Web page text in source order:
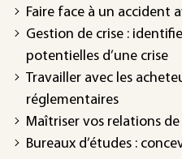
Faire face à un accident
Gestion de crise :
potentielles d’une crise
Travailler avec les
réglementaires
Maîtriser vos relations
Bureaux d’études :